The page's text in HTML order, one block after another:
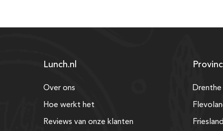
Lunch.nl
Over ons
Hoe werkt het
Reviews van onze klanten
Drenthe
Friesland